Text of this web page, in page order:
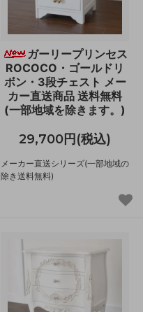
ガーリープリンセス
ROCOCO・ゴールドリ
ボン・3段チェスト メー
カー直送商品 送料無料
(一部地域を除きます。)
29,700円(税込)
メーカー直送シリーズ(一部地域の
除き送料無料)